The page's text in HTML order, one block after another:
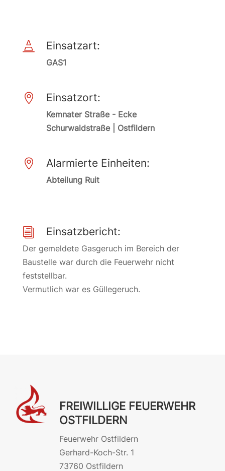
 Einsatzart:
GAS1
 Einsatzort:
Kemnater Straße - Ecke
Schurwaldstraße | Ostfildern
 Alarmierte Einheiten:
Abteilung Ruit
i Einsatzbericht:
Der gemeldete Gasgeruch im Bereich der
Baustelle war durch die Feuerwehr nicht
feststellbar.
Vermutlich war es Güllegeruch.
FREIWILLIGE FEUERWEHR
OSTFILDERN
Feuerwehr Ostfildern
Gerhard-Koch-Str. 1
73760 Ostfildern